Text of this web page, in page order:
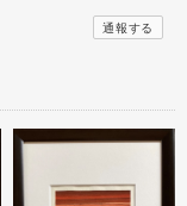
通報する